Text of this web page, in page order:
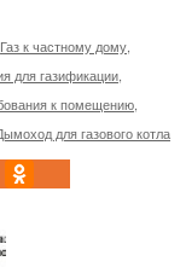
Газ к частному дому
для газификации
к помещению
для газового котла